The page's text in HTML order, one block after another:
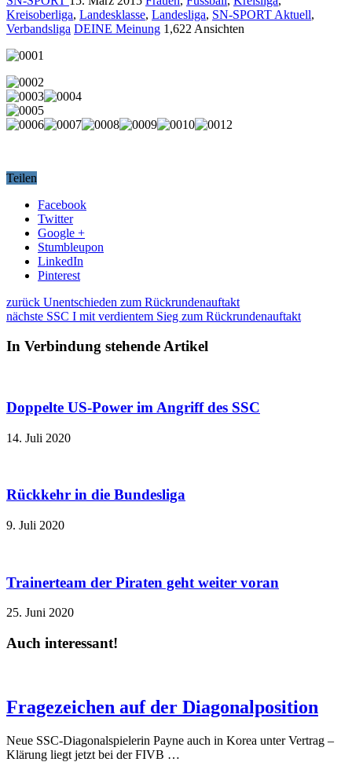
Kreisoberliga, Landesklasse, Landesliga, SN-SPORT Aktuell,
Verbandsliga DEINE Meinung 1,622 Ansichten
Teilen
Facebook
Twitter
Google +
Stumbleupon
LinkedIn
Pinterest
zurück Unentschieden zum Rückrundenauftakt
nächste SSC I mit verdientem Sieg zum Rückrundenauftakt
In Verbindung stehende Artikel
Doppelte US-Power im Angriff des SSC
14. Juli 2020
Rückkehr in die Bundesliga
9. Juli 2020
Trainerteam der Piraten geht weiter voran
25. Juni 2020
Auch interessant!
Fragezeichen auf der Diagonalposition
Neue SSC-Diagonalspielerin Payne auch in Korea unter Vertrag –
Klärung liegt jetzt bei der FIVB …